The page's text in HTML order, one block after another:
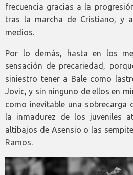
frecuencia gracias a la
tras la marcha de Cristiano, y
medios.
Por lo demás, hasta en los
sensación de precariedad,
siniestro tener a Bale como
Jovic, y sin ninguno de ellos en
como inevitable una sobrecarga
la inmadurez de los juveniles
altibajos de Asensio o las
Ramos.